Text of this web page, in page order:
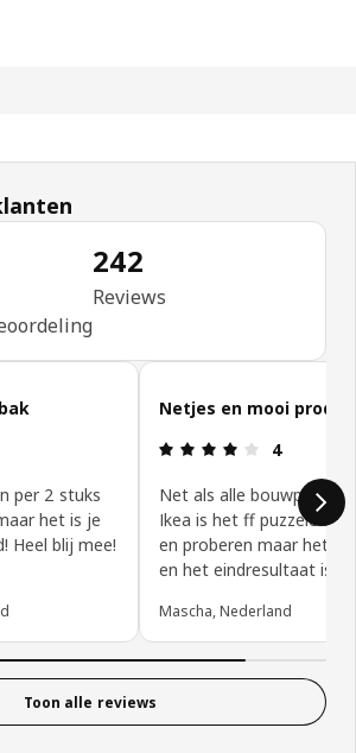
4.5 van 5 sterren. Totaal
242
Reviews
overslaan
5 van 5 sterren.
per 2 stuks
het is je
Heel blij mee!
Netjes en mooi
4
Net als alle
Ikea is het ff puzzelen,
en proberen maar het is
en het eindresultaat is
Mascha, Nederland
Toon alle reviews